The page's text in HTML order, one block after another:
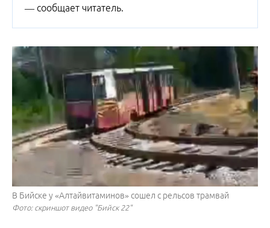
— сообщает читатель.
В Бийске у «Алтайвитаминов» сошел с рельсов трамвай
Фото: скриншот видео "Бийск 22"